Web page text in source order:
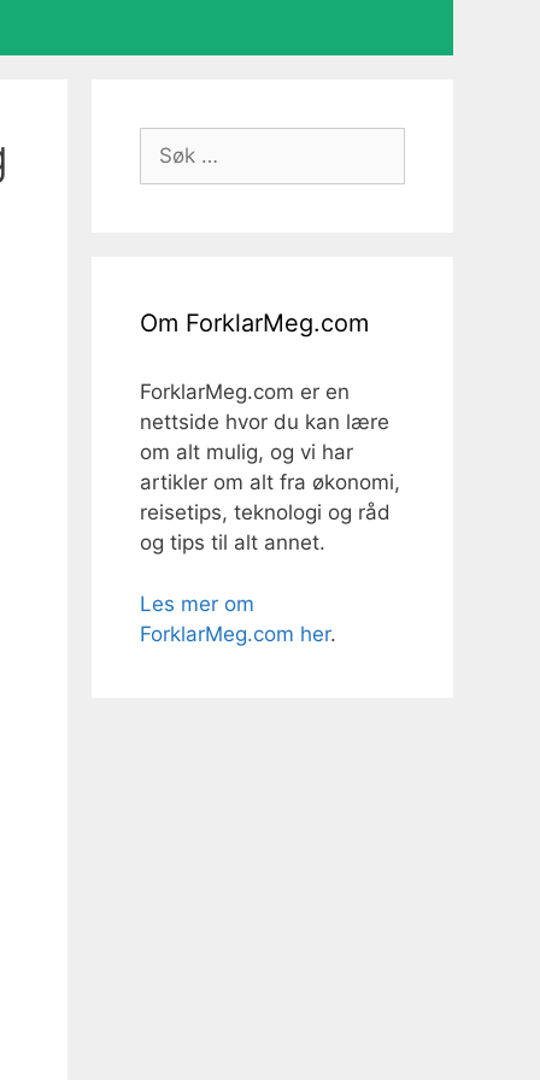
Søk
etter:
Om ForklarMeg.com
ForklarMeg.com er en
nettside hvor du kan lære
om alt mulig, og vi har
artikler om alt fra økonomi,
reisetips, teknologi og råd
og tips til alt annet.
Les mer om
ForklarMeg.com her.